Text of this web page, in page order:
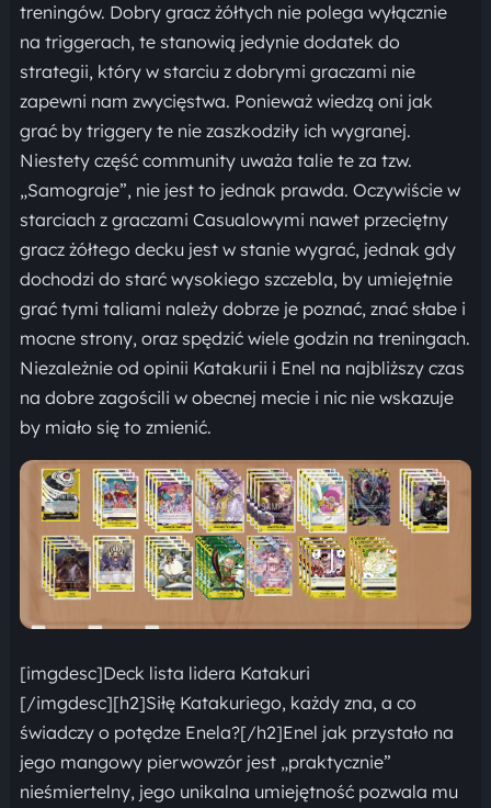
treningów. Dobry gracz żółtych nie polega wyłącznie
na triggerach, te stanowią jedynie dodatek do
strategii, który w starciu z dobrymi graczami nie
zapewni nam zwycięstwa. Ponieważ wiedzą oni jak
grać by triggery te nie zaszkodziły ich wygranej.
Niestety część community uważa talie te za tzw.
„Samograje”, nie jest to jednak prawda. Oczywiście w
starciach z graczami Casualowymi nawet przeciętny
gracz żółtego decku jest w stanie wygrać, jednak gdy
dochodzi do starć wysokiego szczebla, by umiejętnie
grać tymi taliami należy dobrze je poznać, znać słabe i
mocne strony, oraz spędzić wiele godzin na treningach.
Niezależnie od opinii Katakurii i Enel na najbliższy czas
na dobre zagościli w obecnej mecie i nic nie wskazuje
by miało się to zmienić.
[imgdesc]Deck lista lidera Katakuri
[/imgdesc][h2]Siłę Katakuriego, każdy zna, a co
świadczy o potędze Enela?[/h2]Enel jak przystało na
jego mangowy pierwowzór jest „praktycznie”
nieśmiertelny, jego unikalna umiejętność pozwala mu